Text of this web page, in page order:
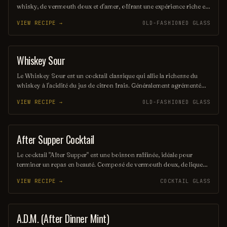
whisky, de vermouth doux et d'amer, offrant une expérience riche et
l'élégance et le savoir-vivre d'un gentleman moderne. Parfait pour
une soirée sophistiquée, ce cocktail saura séduire les amateurs de
saveurs intenses et complexes.
VIEW RECIPE → OLD-FASHIONED GLASS
ORDINARY DRINK
Whiskey Sour
Le Whiskey Sour est un cocktail classique qui allie la richesse du
whiskey à l'acidité du jus de citron frais. Généralement agrémenté
veloutée, il offre un équilibre parfait entre douceur et acidité. Servi
sur glace ou dans un verre à cocktail, il est un incontournable pour
les amateurs de spiritueux.
VIEW RECIPE → OLD-FASHIONED GLASS
ORDINARY DRINK
After Supper Cocktail
Le cocktail "After Supper" est une boisson raffinée, idéale pour
terminer un repas en beauté. Composé de vermouth doux, de liqueur
douceur et amertume, rehaussé par un zeste d'orange pour une note
citrus. Savourez ce mélange élégant qui éveillera vos sens et
prolongera le plaisir de la soirée.
VIEW RECIPE → COCKTAIL GLASS
COCKTAIL
A.D.M. (After Dinner Mint)